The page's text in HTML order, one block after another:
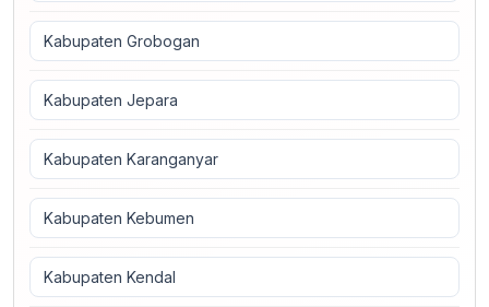
Kabupaten Grobogan
Kabupaten Jepara
Kabupaten Karanganyar
Kabupaten Kebumen
Kabupaten Kendal